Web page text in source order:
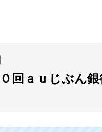
・前検タイムランキング
回ａｕじぶん銀